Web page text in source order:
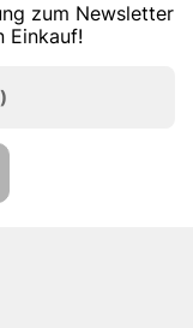
zum Newsletter
Einkauf!